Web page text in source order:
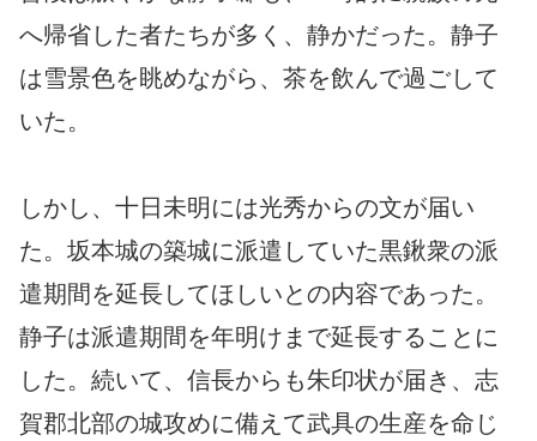
へ帰省した者たちが多く、静かだった。静子
は雪景色を眺めながら、茶を飲んで過ごして
いた。
しかし、十日未明には光秀からの文が届い
た。坂本城の築城に派遣していた黒鍬衆の派
遣期間を延長してほしいとの内容であった。
静子は派遣期間を年明けまで延長することに
した。続いて、信長からも朱印状が届き、志
賀郡北部の城攻めに備えて武具の生産を命じ